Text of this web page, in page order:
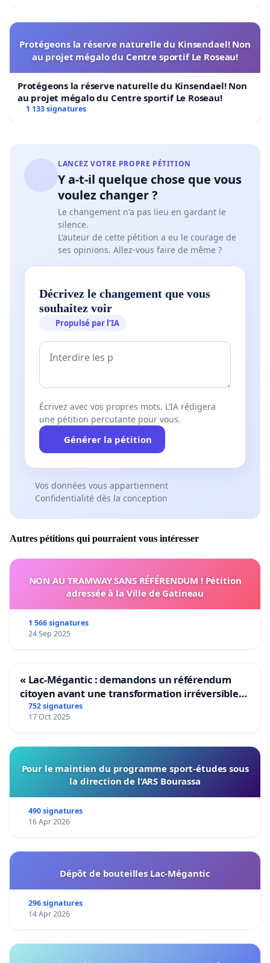
Protégeons la réserve naturelle du Kinsendael! Non
au projet mégalo du Centre sportif Le Roseau!
Protégeons la réserve naturelle du Kinsendael! Non
au projet mégalo du Centre sportif Le Roseau!
1 133 signatures
LANCEZ VOTRE PROPRE PÉTITION
Y a-t-il quelque chose que vous
voulez changer ?
Le changement n'a pas lieu en gardant le
silence.
L'auteur de cette pétition a eu le courage de
ses opinions. Allez-vous faire de même ?
Décrivez le changement que vous
souhaitez voir
Propulsé par l’IA
Écrivez avec vos propres mots. L’IA rédigera
une pétition percutante pour vous.
Générer la pétition
Vos données vous appartiennent
Confidentialité dès la conception
Autres pétitions qui pourraient vous intéresser
NON AU TRAMWAY SANS RÉFÉRENDUM ! Pétition
adressée à la Ville de Gatineau
1 566 signatures
24 Sep 2025
« Lac-Mégantic : demandons un référendum
citoyen avant une transformation irréversible
de notre territoire »
752 signatures
17 Oct 2025
Pour le maintien du programme sport-études sous
la direction de l’ARS Bourassa
490 signatures
16 Apr 2026
Dépôt de bouteilles Lac-Mégantic
296 signatures
14 Apr 2026